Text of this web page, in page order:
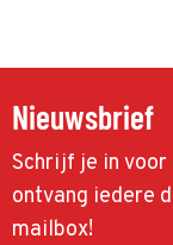
Nieuwsbrief
Schrijf je in
ontvang iedere
mailbox!